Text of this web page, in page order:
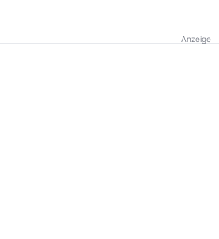
Anzeige